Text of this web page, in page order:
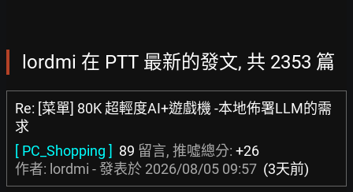
lordmi 在 PTT 最新的發文, 共 2353 篇
Re: [菜單] 80K 超輕度AI+遊戲機 -本地佈署LLM的需
求
[ PC_Shopping ] 89 留言, 推噓總分: +26
作者: lordmi - 發表於 2026/08/05 09:57 (3天前)